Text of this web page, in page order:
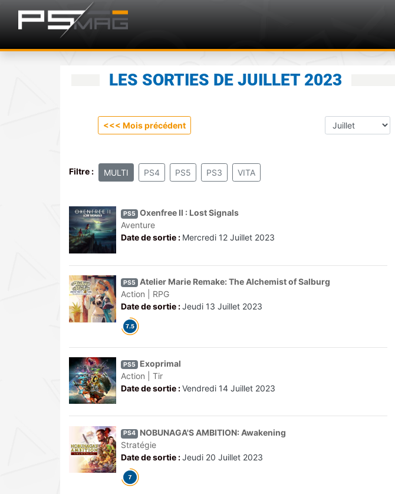
LES SORTIES DE JUILLET 2023
<<< Mois précédent
Filtre : MULTI PS4 PS5 PS3 VITA
PS5 Oxenfree II : Lost Signals
Aventure
Date de sortie : Mercredi 12 Juillet 2023
PS5 Atelier Marie Remake: The Alchemist of Salburg
Action | RPG
Date de sortie :Jeudi 13 Juillet 2023
PS5
Exoprimal
Action | Tir
Date de sortie :Vendredi 14 Juillet 2023
PS4
NOBUNAGA'S AMBITION: Awakening
Stratégie
Date de sortie :Jeudi 20 Juillet 2023